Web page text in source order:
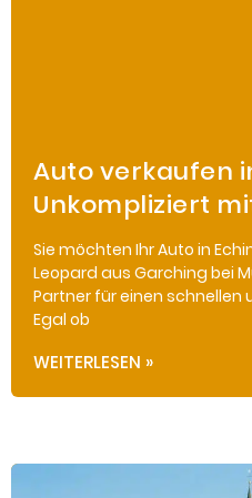
Auto verkaufen
Unkompliziert
Sie möchten Ihr Auto in
Leopard aus Garching bei
Partner für einen schnellen
Egal ob
WEITERLESEN »